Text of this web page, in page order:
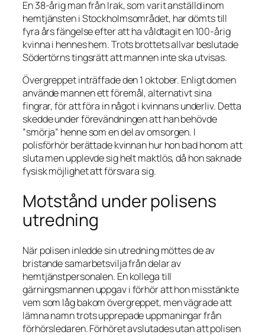
En 38-årig man från Irak, som varit anställd inom
hemtjänsten i Stockholmsområdet, har dömts till
fyra års fängelse efter att ha våldtagit en 100-årig
kvinna i hennes hem. Trots brottets allvar beslutade
Södertörns tingsrätt att mannen inte ska utvisas.
Övergreppet inträffade den 1 oktober. Enligt domen
använde mannen ett föremål, alternativt sina
fingrar, för att föra in något i kvinnans underliv. Detta
skedde under förevändningen att han behövde
”smörja” henne som en del av omsorgen. I
polisförhör berättade kvinnan hur hon bad honom att
sluta men upplevde sig helt maktlös, då hon saknade
fysisk möjlighet att försvara sig.
Motstånd under polisens
utredning
När polisen inledde sin utredning möttes de av
bristande samarbetsvilja från delar av
hemtjänstpersonalen. En kollega till
gärningsmannen uppgav i förhör att hon misstänkte
vem som låg bakom övergreppet, men vägrade att
lämna namn trots upprepade uppmaningar från
förhörsledaren. Förhöret avslutades utan att polisen